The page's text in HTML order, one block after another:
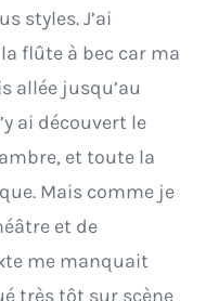
styles. J’ai
flûte à bec car ma
allée jusqu’au
ai découvert le
et toute la
Mais comme je
et de
me manquait
très tôt sur scène